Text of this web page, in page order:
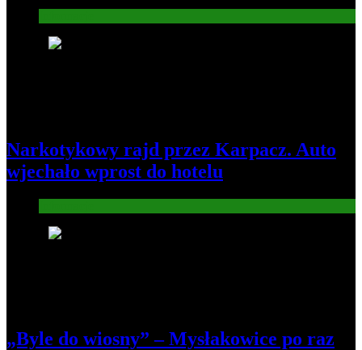
Narkotykowy rajd przez Karpacz. Auto
wjechało wprost do hotelu
„Byle do wiosny” – Mysłakowice po raz